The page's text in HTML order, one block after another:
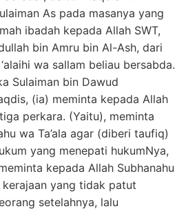
As pada masanya yang
ibadah kepada Allah SWT,
bin Amru bin Al-Ash, dari
wa sallam beliau bersabda.
Sulaiman bin Dawud
(ia) meminta kepada Allah
perkara. (Yaitu), meminta
wa Ta’ala agar (diberi taufiq)
yang menepati hukumNya,
kepada Allah Subhanahu
kerajaan yang tidak patut
setelahnya, lalu